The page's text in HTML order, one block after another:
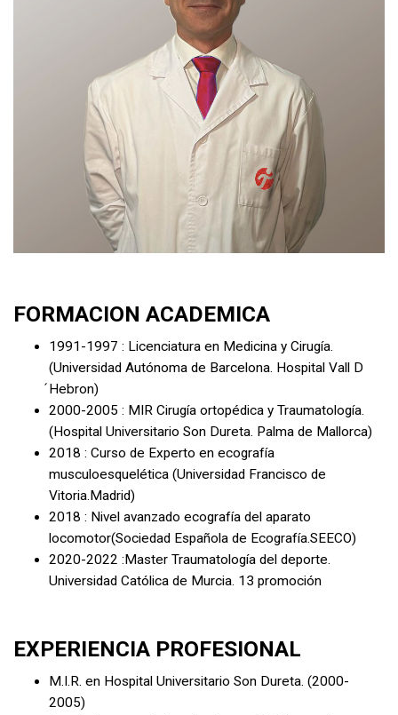
FORMACION ACADEMICA
1991-1997 : Licenciatura en Medicina y Cirugía.
(Universidad Autónoma de Barcelona. Hospital Vall D
́Hebron)
2000-2005 : MIR Cirugía ortopédica y Traumatología.
(Hospital Universitario Son Dureta. Palma de Mallorca)
2018 : Curso de Experto en ecografía
musculoesquelética (Universidad Francisco de
Vitoria.Madrid)
2018 : Nivel avanzado ecografía del aparato
locomotor(Sociedad Española de Ecografía.SEECO)
2020-2022 :Master Traumatología del deporte.
Universidad Católica de Murcia. 13 promoción
EXPERIENCIA PROFESIONAL
M.I.R. en Hospital Universitario Son Dureta. (2000-
2005)